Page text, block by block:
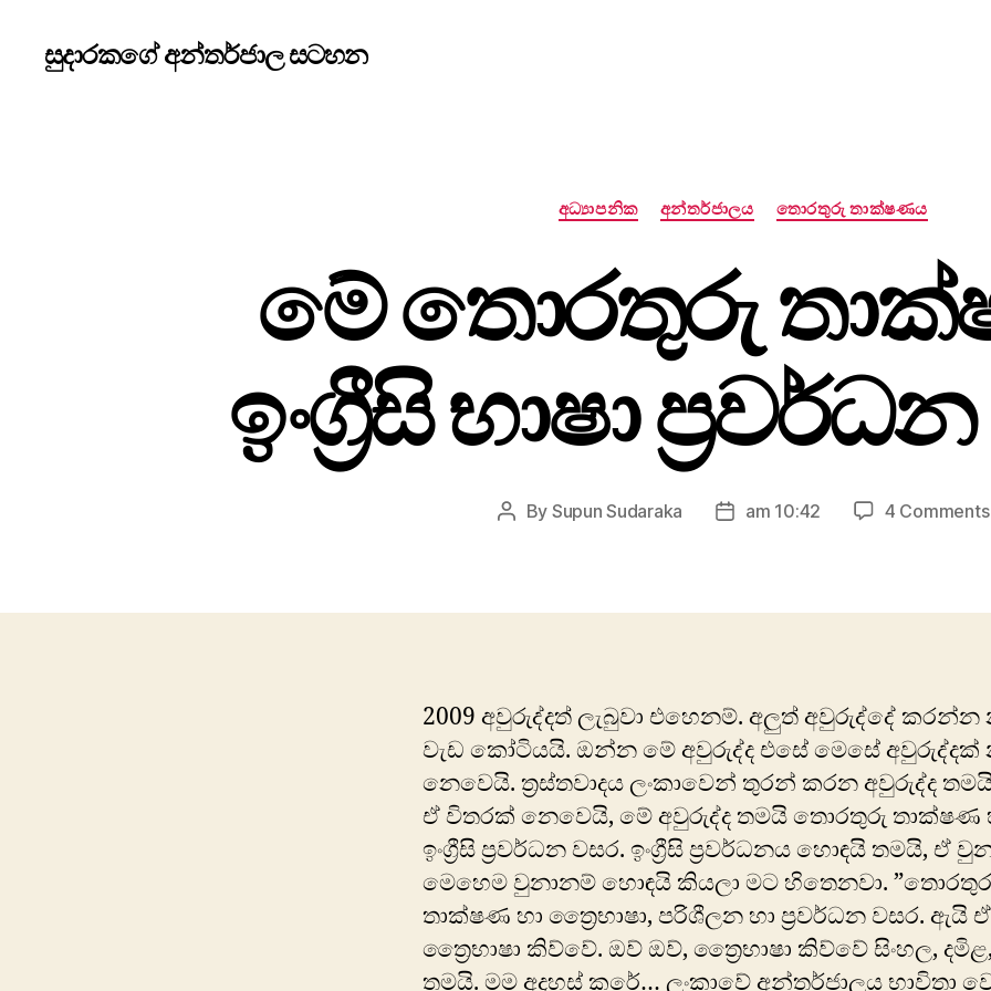
සුදාරකගේ අන්තර්ජාල සටහන
Categories
අධ්‍යාපනික අන්තර්ජාලය තොරතුරු තාක්ෂණය
මේ තොරතුරු
ඉංග්‍රීසි භාෂා
Post
By Supun Sudaraka
Postam 10:42 4 Comments
2009 අවුරුද්දත් ලැබුවා එහෙනම්. අලුත් අවුරුද්දේ කරන්න
වැඩ‍ කෝටියයි. ඔන්න ‍මේ අවුරුද්ද එසේ මෙසේ අවුරුද්දක්
නෙවෙයි. ත්‍රස්තවාදය ලංකාවෙන් තුරන් කරන අවුරුද්ද
ඒ විතරක් නෙවෙයි, මේ අවුරුද්ද තමයි තොරතුරු තාක්ෂණ
ඉංග්‍රීසි ප්‍රවර්ධන වසර. ‍ඉංග්‍රීසි ප්‍රවර්ධනය හොඳයි තමයි, ඒ
මෙහෙම වුනානම් හොඳයි කියලා මට හිතෙනවා.
තාක්ෂණ හා ත්‍රෛභාෂා, පරිශීලන හා ප්‍රවර්ධන වසර. ඇයි ඒ
ත්‍රෛභාෂා කිව්වේ. ඔව් ඔව්, ත්‍රෛභාෂා කිව්වේ සිංහල, දමිළ,
තමයි. මම අදහස් කරේ… ලංකාවේ අන්තර්ජාලය භාවිතා